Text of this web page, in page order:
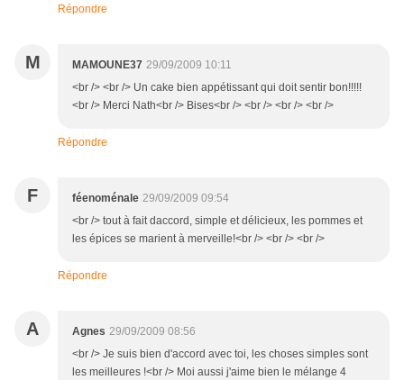
Répondre
M MAMOUNE37 29/09/2009 10:11
<br /> <br /> Un cake bien appétissant qui doit sentir bon!!!!!
<br /> Merci Nath<br /> Bises<br /> <br /> <br /> <br />
Répondre
F féenoménale 29/09/2009 09:54
<br /> tout à fait daccord, simple et délicieux, les pommes et
les épices se marient à merveille!<br /> <br /> <br />
Répondre
A Agnes 29/09/2009 08:56
<br /> Je suis bien d'accord avec toi, les choses simples sont
les meilleures !<br /> Moi aussi j'aime bien le mélange 4